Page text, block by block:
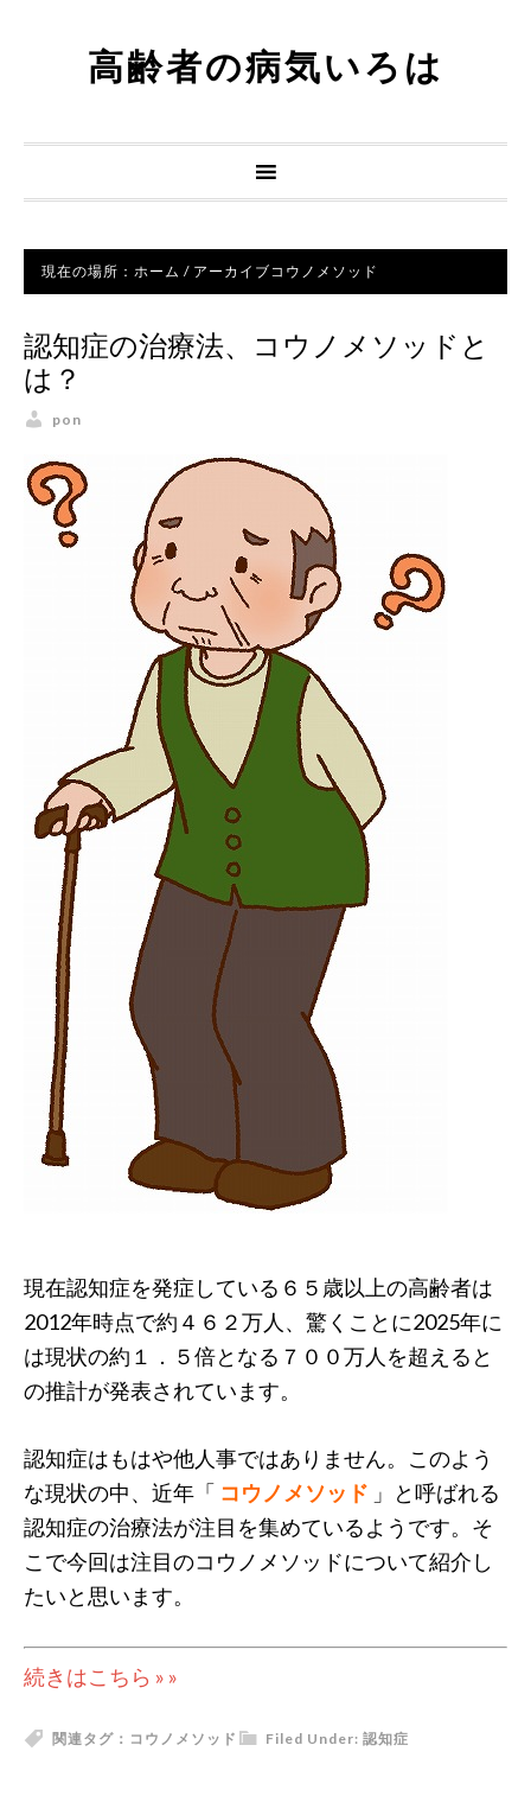
高齢者の病気いろは
現在の場所： ホーム / アーカイブコウノメソッド
認知症の治療法、コウノメソッドと
は？
pon
現在認知症を発症している６５歳以上の高齢者は
2012年時点で約４６２万人、驚くことに2025年に
は現状の約１．５倍となる７００万人を超えると
の推計が発表されています。
認知症はもはや他人事ではありません。このよう
な現状の中、近年「 コウノメソッド 」と呼ばれる
認知症の治療法が注目を集めているようです。そ
こで今回は注目のコウノメソッドについて紹介し
たいと思います。
続きはこちら » »
Filed Under: 認知症
関連タグ： コウノメソッド